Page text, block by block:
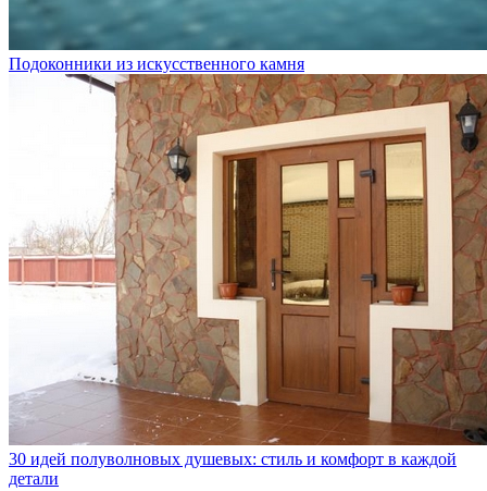
Подоконники из искусственного камня
30 идей полуволновых душевых: стиль и комфорт в каждой
детали